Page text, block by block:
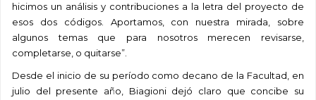
hicimos un análisis y contribuciones a la letra del proyecto de
esos dos códigos. Aportamos, con nuestra mirada, sobre
algunos temas que para nosotros merecen revisarse,
completarse, o quitarse”.
Desde el inicio de su período como decano de la Facultad, en
julio del presente año, Biagioni dejó claro que concibe su